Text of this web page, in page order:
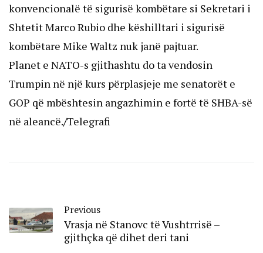
konvencionalë të sigurisë kombëtare si Sekretari i
Shtetit Marco Rubio dhe këshilltari i sigurisë
kombëtare Mike Waltz nuk janë pajtuar.
Planet e NATO-s gjithashtu do ta vendosin
Trumpin në një kurs përplasjeje me senatorët e
GOP që mbështesin angazhimin e fortë të SHBA-së
në aleancë./Telegrafi
Previous
Vrasja në Stanovc të Vushtrrisë –
gjithçka që dihet deri tani